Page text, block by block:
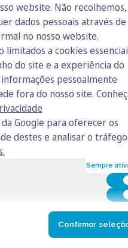
website. Não recolhemos,
dados pessoais através de
no nosso website.
limitados a cookies
do site e a experiência do
pessoalmente
fora do nosso site.
Google para oferecer os
destes e analisar o tráfego.
Sempre
Confirmar
Conheça o
Um serviço integrado,
Doutor
Junte-se à Rede
Consulte